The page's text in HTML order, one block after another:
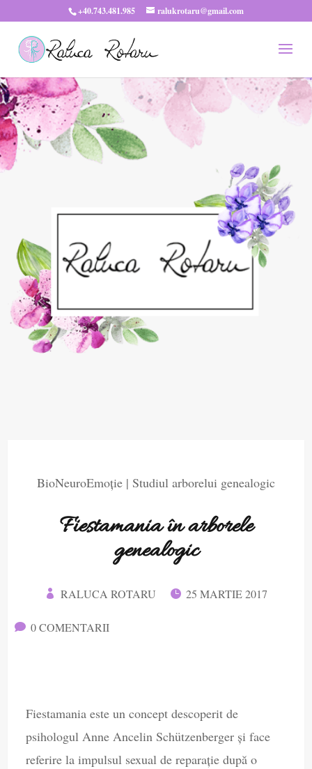
+40.743.481.985 ralukrotaru@gmail.com
BioNeuroEmoție | Studiul arborelui genealogic
Fiestamania în arborele
genealogic
 RALUCA ROTARU  25 MARTIE 2017
 0 COMENTARII
Fiestamania este un concept descoperit de
psihologul Anne Ancelin Schützenberger și face
referire la impulsul sexual de reparație după o